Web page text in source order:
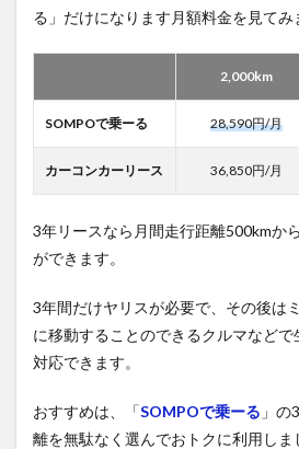
る」だけになります月額料金を見てみ
2,000km
SOMPOで乗ーる 28,590円/月
カーコンカーリース 36,850円/月
3年リースなら月間走行距離500kmか
ができます。
3年間だけヤリスが必要で、その後は
に移動することのできるクルマなど
対応できます。
おすすめは、「SOMPOで乗ーる 」
離を無駄なく選んでおトクに利用しま